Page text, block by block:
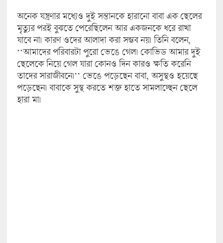
অনেক যন্ত্রণার মধ্যেও দুই সন্তানকে হারানো বাবা এক ছেলের
মৃত্যুর পরই বুঝতে পেরেছিলেন আর একজনকে ধরে রাখা
যাবে না। কারণ ওদের আলাদা করা সম্ভব নয়। তিনি বলেন,
‘‘আমাদের পরিবারটা পুরো ভেঙে গেল। কোভিড আমার দুই
ছেলেকে নিয়ে গেল যারা কোনও দিন কারও ক্ষতি করেনি
তাদের সারাজীবনে।’’ ভেঙে পড়েছেন বাবা, অসুস্থও হয়েছে
পড়েছেন। বাবাকে সুস্থ করতে শক্ত হাতে সামলাচ্ছেন ছেলে
হারা মা।